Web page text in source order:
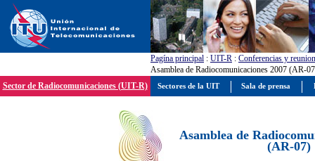
Pagína principal : UIT-R : Conferencias y
Asamblea de Radiocomunicaciones 2007 (AR-
Sector de Radiocomunicaciones (UIT-R)
Asamblea de
(AR-07)
Sectores de la UIT Sala de prensa